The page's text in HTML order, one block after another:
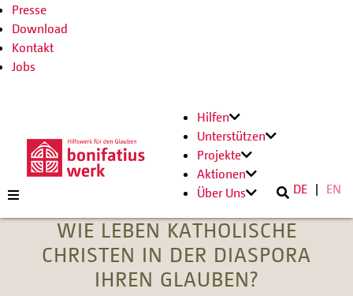
Presse
Download
Kontakt
Jobs
Hilfen
Unterstützen
Projekte
Aktionen
Über Uns
DE EN
WIE LEBEN KATHOLISCHE
CHRISTEN IN DER DIASPORA
IHREN GLAUBEN?